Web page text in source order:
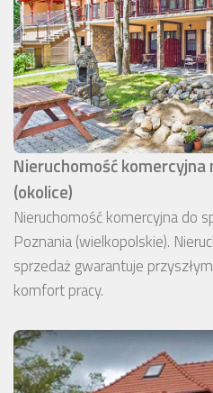
Nieruchomość komercyjna
(okolice)
Nieruchomość komercyjna do
Poznania (wielkopolskie).
sprzedaż gwarantuje
komfort pracy.